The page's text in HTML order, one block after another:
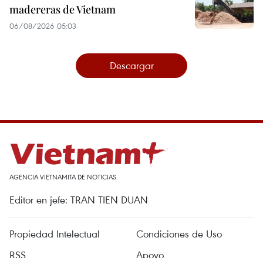
madereras de Vietnam
06/08/2026 05:03
Descargar
AGENCIA VIETNAMITA DE NOTICIAS
Editor en jefe: TRAN TIEN DUAN
Propiedad Intelectual
Condiciones de Uso
RSS
Apoyo